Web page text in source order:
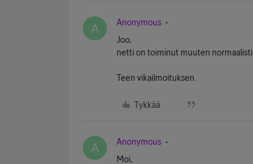
A Anonymous
Joo,
netti on toiminut muuten normaalisti.
Teen vikailmoituksen.
Tykkää
A Anonymous
Moi,